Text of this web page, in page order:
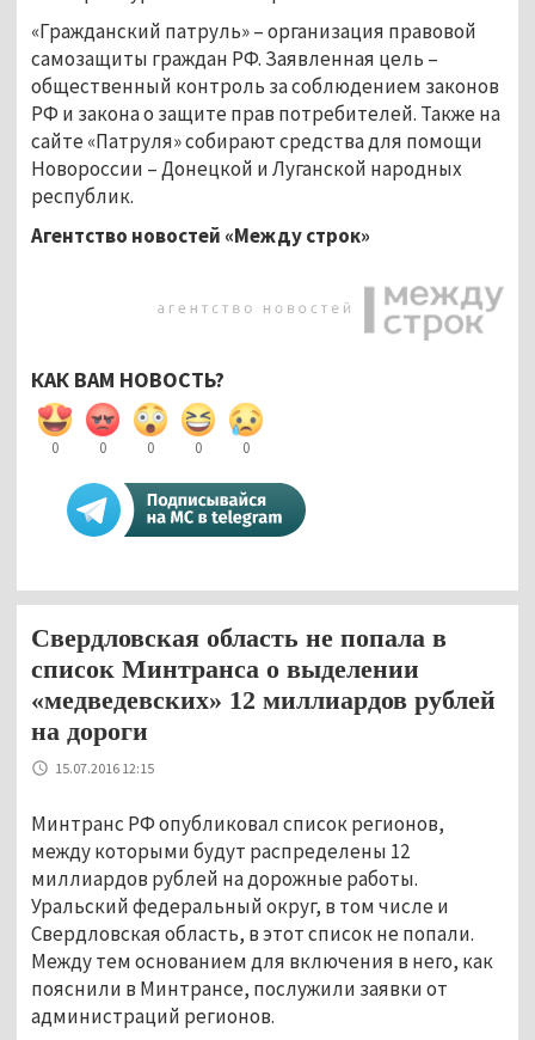
«Гражданский патруль» – организация правовой
самозащиты граждан РФ. Заявленная цель –
общественный контроль за соблюдением законов
РФ и закона о защите прав потребителей. Также на
сайте «Патруля» собирают средства для помощи
Новороссии – Донецкой и Луганской народных
республик.
Агентство новостей «Между строк»
КАК ВАМ НОВОСТЬ?
0 0 0 0 0
Свердловская область не попала в
список Минтранса о выделении
«медведевских» 12 миллиардов рублей
на дороги
15.07.2016 12:15
Минтранс РФ опубликовал список регионов,
между которыми будут распределены 12
миллиардов рублей на дорожные работы.
Уральский федеральный округ, в том числе и
Свердловская область, в этот список не попали.
Между тем основанием для включения в него, как
пояснили в Минтрансе, послужили заявки от
администраций регионов.